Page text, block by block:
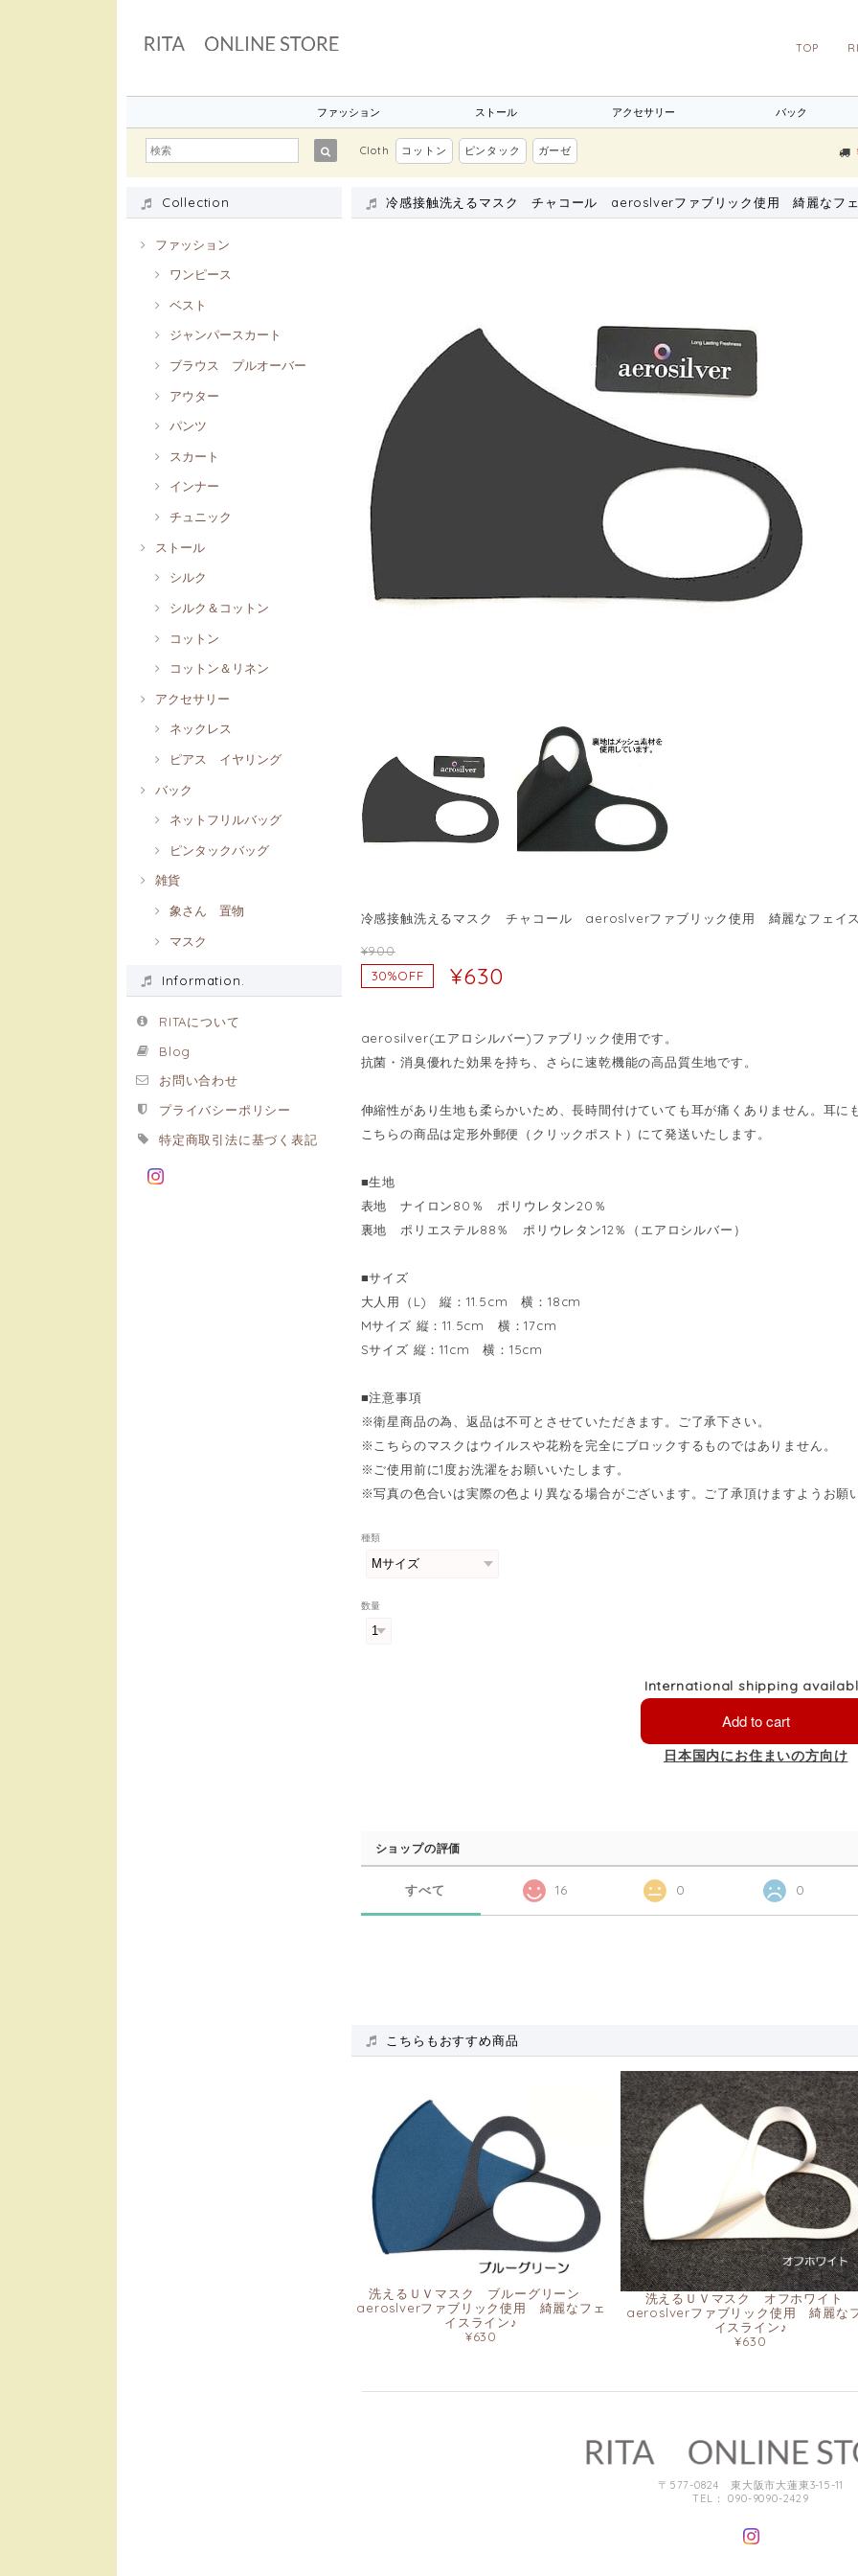
TOP
ファッション ストール アクセサリー バック
Cloth コットン ピンタック ガーゼ
Collection
ファッション
ワンピース
ベスト
ジャンパースカート
ブラウス プルオーバー
アウター
パンツ
スカート
インナー
チュニック
ストール
シルク
シルク＆コットン
コットン
コットン＆リネン
アクセサリー
ネックレス
ピアス イヤリング
バック
ネットフリルバッグ
ピンタックバッグ
雑貨
象さん 置物
マスク
Information.
RITAについて
Blog
お問い合わせ
プライバシーポリシー
特定商取引法に基づく表記
冷感接触洗えるマスク チャコール aeroslverファブリック使用 綺麗なフェ
冷感接触洗えるマスク チャコール aeroslverファブリック使用 綺麗なフェイ
¥900
30%OFF
¥630
aerosilver(エアロシルバー)ファブリック使用です。
抗菌・消臭優れた効果を持ち、さらに速乾機能の高品質生地です。
伸縮性があり生地も柔らかいため、長時間付けていても耳が痛くありません。耳に
こちらの商品は定形外郵便（クリックポスト）にて発送いたします。
■生地
表地 ナイロン80％ ポリウレタン20％
裏地 ポリエステル88％ ポリウレタン12％（エアロシルバー）
■サイズ
大人用（L) 縦：11.5cm 横：18cm
Mサイズ 縦：11.5cm 横：17cm
Sサイズ 縦：11cm 横：15cm
■注意事項
※衛星商品の為、返品は不可とさせていただきます。ご了承下さい。
※こちらのマスクはウイルスや花粉を完全にブロックするものではありません。
※ご使用前に1度お洗濯をお願いいたします。
※写真の色合いは実際の色より異なる場合がございます。ご了承頂けますようお願
種類
数量
International shipping
Add to cart
日本国内にお住まいの方向け
ショップの評価
すべて 16 0 0
こちらもおすすめ商品
洗えるＵＶマスク ブルーグリーン
aeroslverファブリック使用 綺麗なフェ
イスライン♪
¥630
洗えるＵＶマスク オフホワイト
aeroslverファブリック使用 綺麗な
イスライン♪
¥630
〒577-0824 東大阪市大蓮東3-15-11
TEL： 090-9090-2429